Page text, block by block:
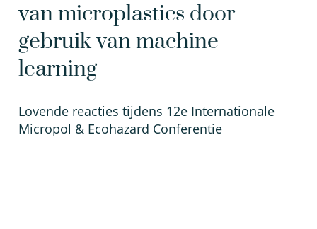
van microplastics door
gebruik van machine
learning
Lovende reacties tijdens 12e Internationale
Micropol & Ecohazard Conferentie